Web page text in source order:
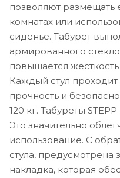
позволяют
комнатах или
сиденье. Табурет
армированного
повышается
Каждый стул проходит
прочность и
120 кг. Табуреты
Это значительно
использование. С
стула, предусмотрена
накладка, которая